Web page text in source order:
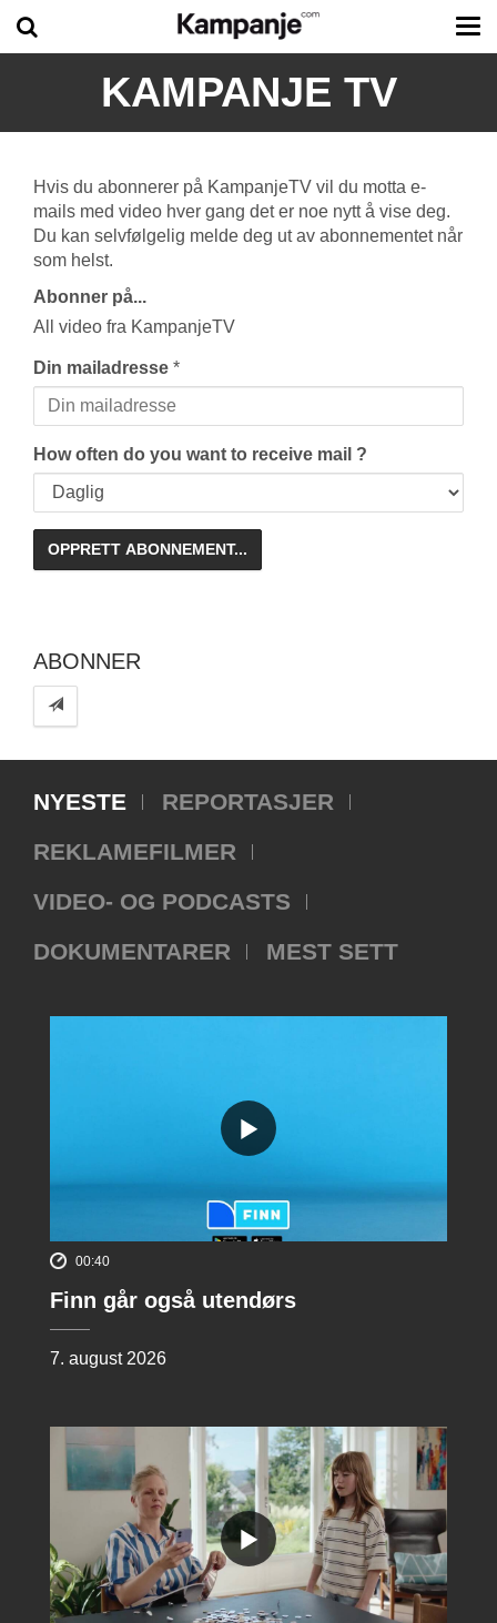
KAMPANJE TV
Hvis du abonnerer på KampanjeTV vil du motta e-
mails med video hver gang det er noe nytt å vise deg.
Du kan selvfølgelig melde deg ut av abonnementet når
som helst.
Abonner på...
All video fra KampanjeTV
Din mailadresse *
How often do you want to receive mail ?
ABONNER
NYESTE
REPORTASJER
REKLAMEFILMER
VIDEO- OG PODCASTS
DOKUMENTARER
MEST SETT
00:40
Finn går også utendørs
7. august 2026